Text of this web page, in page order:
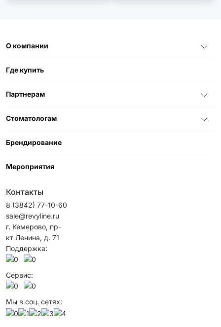
О компании
Где купить
Партнерам
Стоматологам
Брендирование
Мероприятия
Контакты
8 (3842) 77-10-60
sale@revyline.ru
г. Кемерово, пр-
кт Ленина, д. 71
Поддержка:
Сервис:
Мы в соц. сетях: